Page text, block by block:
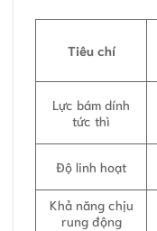
Tiêu chí
Lực bám dính
tức thì
Độ linh hoạt
Khả năng chịu
rung động